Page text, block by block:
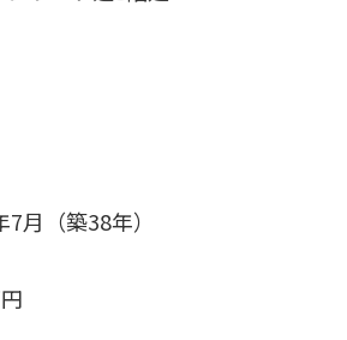
月（築38年）